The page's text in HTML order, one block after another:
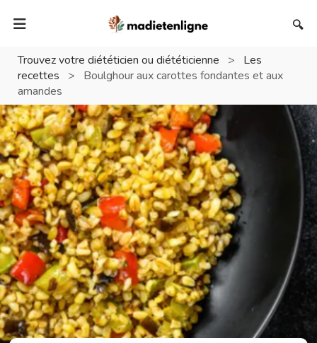
🔍
Trouvez votre diététicien ou diététicienne >
Les
recettes
>
Boulghour aux carottes fondantes et aux
amandes